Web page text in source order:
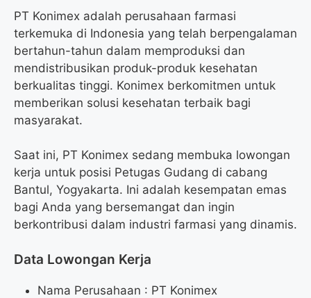
PT Konimex adalah perusahaan farmasi
terkemuka di Indonesia yang telah berpengalaman
bertahun-tahun dalam memproduksi dan
mendistribusikan produk-produk kesehatan
berkualitas tinggi. Konimex berkomitmen untuk
memberikan solusi kesehatan terbaik bagi
masyarakat.
Saat ini, PT Konimex sedang membuka lowongan
kerja untuk posisi Petugas Gudang di cabang
Bantul, Yogyakarta. Ini adalah kesempatan emas
bagi Anda yang bersemangat dan ingin
berkontribusi dalam industri farmasi yang dinamis.
Data Lowongan Kerja
Nama Perusahaan : PT Konimex